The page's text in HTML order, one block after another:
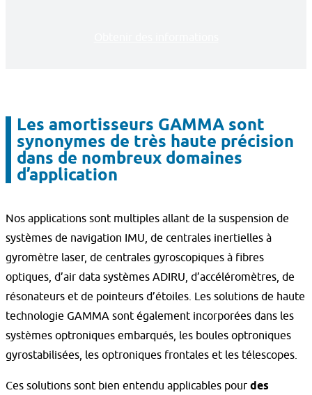
Les amortisseurs GAMMA sont
synonymes de très haute précision
dans de nombreux domaines
d’application
Nos applications sont multiples allant de la suspension de
systèmes de navigation IMU, de centrales inertielles à
gyromètre laser, de centrales gyroscopiques à fibres
optiques, d’air data systèmes ADIRU, d’accéléromètres, de
résonateurs et de pointeurs d’étoiles. Les solutions de haute
technologie GAMMA sont également incorporées dans les
systèmes optroniques embarqués, les boules optroniques
gyrostabilisées, les optroniques frontales et les télescopes.
Ces solutions sont bien entendu applicables pour des